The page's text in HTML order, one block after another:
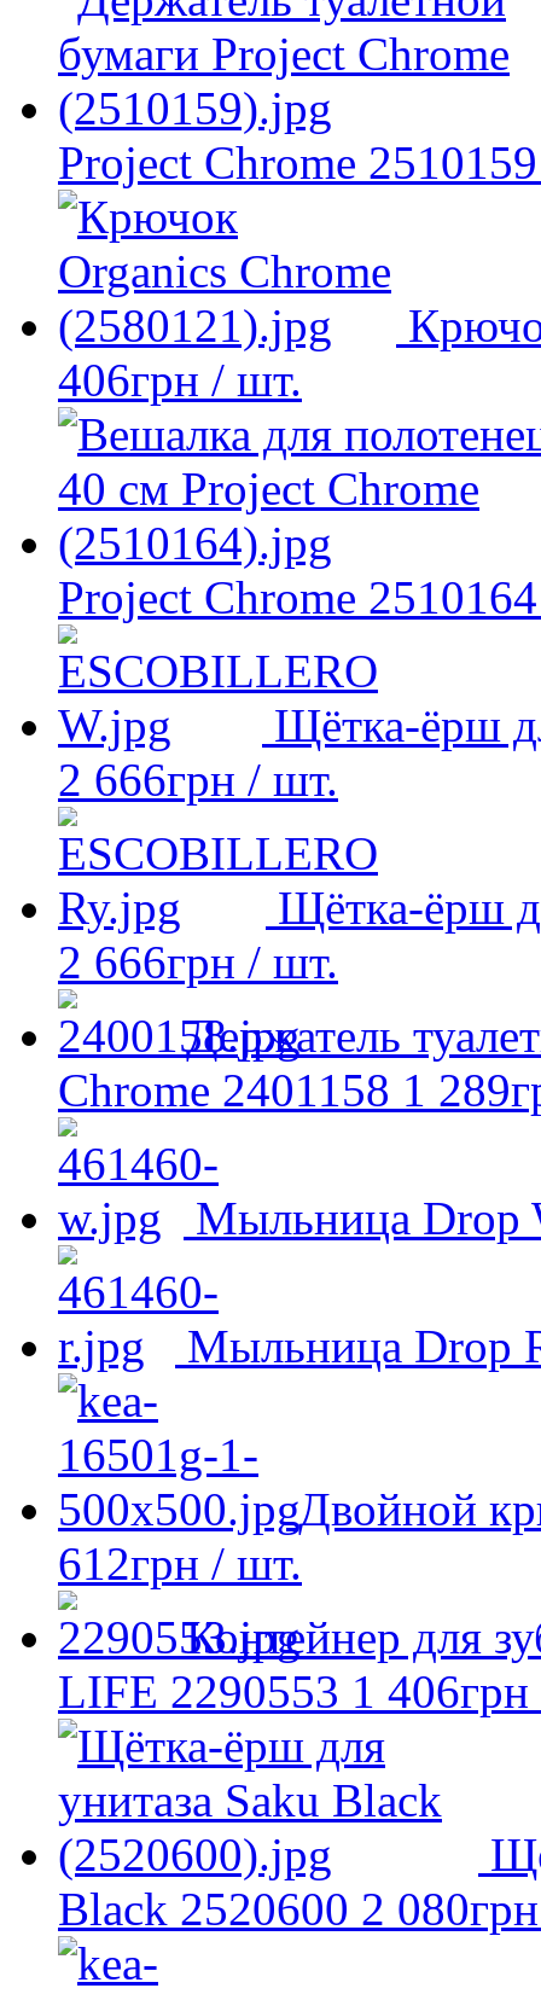
Project Chrome 2510159
406грн / шт.
Project Chrome 2510164
Щётка-ёрш
2 666грн / шт.
Щётка-ёрш
2 666грн / шт.
Держатель
Chrome 2401158 1 289
Мыльница Drop
Мыльница Drop
Двойной
612грн / шт.
Контейнер для
LIFE 2290553 1 406грн
Black 2520600 2 080грн